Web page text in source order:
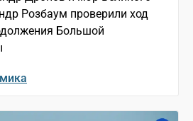
Розбаум проверили ход
Большой